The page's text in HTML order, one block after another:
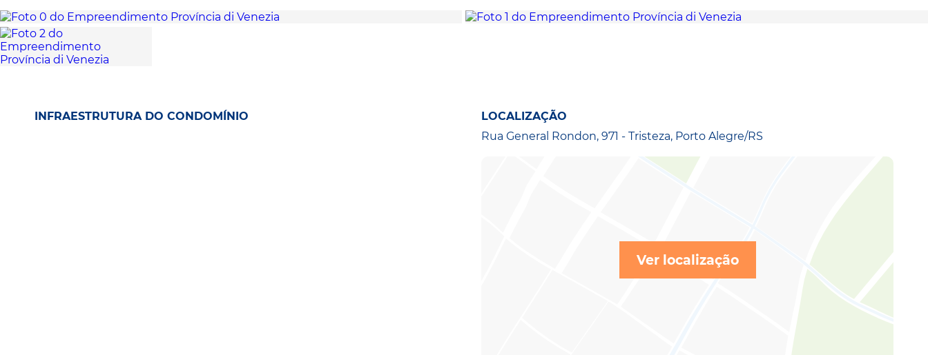
INFRAESTRUTURA DO CONDOMÍNIO
LOCALIZAÇÃO
Rua General Rondon, 971 - Tristeza, Porto Alegre/RS
Ver localização